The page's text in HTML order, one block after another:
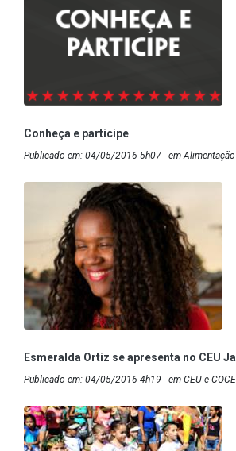
Conheça e participe
Publicado em: 04/05/2016 5h07 - em
Esmeralda Ortiz se apresenta no CEU
Publicado em: 04/05/2016 4h19 - em CEU e